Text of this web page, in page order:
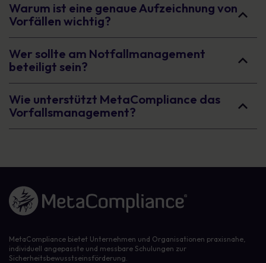
Warum ist eine genaue Aufzeichnung von
Vorfällen wichtig?
Wer sollte am Notfallmanagement
beteiligt sein?
Wie unterstützt MetaCompliance das
Vorfallsmanagement?
Link zur Homepage
MetaCompliance bietet Unternehmen und Organisationen praxisnahe,
individuell angepasste und messbare Schulungen zur
Sicherheitsbewusstseinsförderung.